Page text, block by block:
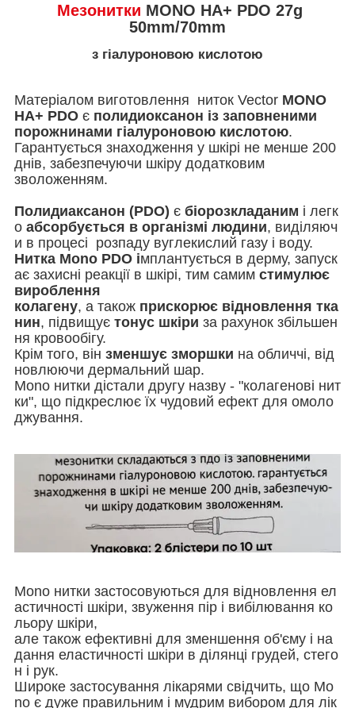
Мезонитки MONO HA+ PDO 27g
50mm/70mm
з гіалуроновою кислотою
Матеріалом виготовлення ниток Vector MONO
HA+ PDO є полидиоксанон із заповненими
порожнинами гіалуроновою кислотою.
Гарантується знаходження у шкірі не менше 200
днів, забезпечуючи шкіру додатковим
зволоженням.
Полидиаксанон (PDO) є біорозкладаним і легк
о абсорбується в організмі людини, виділяюч
и в процесі розпаду вуглекислий газу і воду.
Нитка Mono PDO імплантується в дерму, запуск
ає захисні реакції в шкірі, тим самим стимулює
вироблення
колагену, а також прискорює відновлення тка
нин, підвищує тонус шкіри за рахунок збільшен
ня кровообігу.
Крім того, він зменшує зморшки на обличчі, від
новлюючи дермальний шар.
Mono нитки дістали другу назву - "колагенові нит
ки", що підкреслює їх чудовий ефект для омоло
джування.
Mono нитки застосовуються для відновлення ел
астичності шкіри, звуження пір і вибілювання ко
льору шкіри,
але також ефективні для зменшення об'єму і на
дання еластичності шкіри в ділянці грудей, стего
н і рук.
Широке застосування лікарями свідчить, що Mo
no є дуже правильним і мудрим вибором для лік